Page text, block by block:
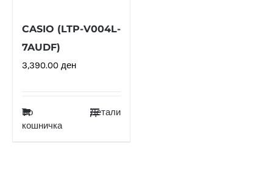
CASIO (LTP-V004L-
7AUDF)
3,390.00 ден
Во
кошничка
Детали